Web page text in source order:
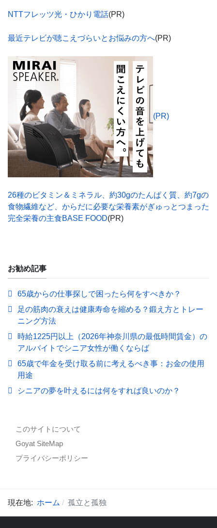
NTTフレッツ光・ひかり電話(PR)
最近テレビが聴こえづらいとお悩みの方へ(PR)
(PR)
26種のビタミン＆ミネラル、約30gのたんぱく質、約7gの
食物繊維など、からだに必要な栄養素がぎゅっとつまった
完全栄養の主食BASE FOOD(PR)
お勧め記事
65歳からの仕事探しで困ったら何をすべきか？
足の筋肉の衰えは健康寿命を縮める？鍛え方とトレー
ニング方法
時給1225円以上（2026年神奈川県の最低時間賃金）の
アルバイトでシニア女性が働くならば
65歳で年金を受け取る前に考えるべき事：お金の使用
用途
シニアの夢を叶えるには何をすれば良いのか？
このサイトについて
Goyat SiteMap
プライバシーポリシー
現在地: ホーム 孤立と孤独